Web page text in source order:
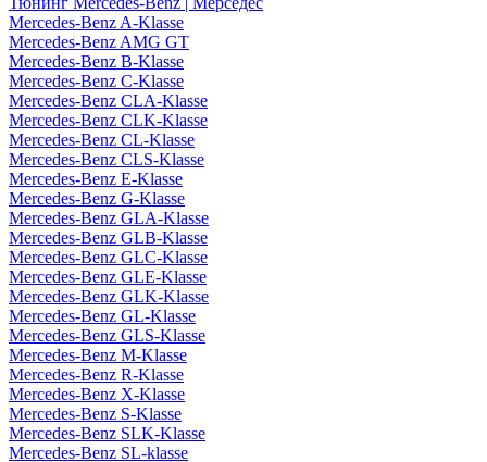
Mercedes-Benz A-Klasse
Mercedes-Benz AMG GT
Mercedes-Benz B-Klasse
Mercedes-Benz C-Klasse
Mercedes-Benz CLA-Klasse
Mercedes-Benz CLK-Klasse
Mercedes-Benz CL-Klasse
Mercedes-Benz CLS-Klasse
Mercedes-Benz E-Klasse
Mercedes-Benz G-Klasse
Mercedes-Benz GLA-Klasse
Mercedes-Benz GLB-Klasse
Mercedes-Benz GLC-Klasse
Mercedes-Benz GLE-Klasse
Mercedes-Benz GLK-Klasse
Mercedes-Benz GL-Klasse
Mercedes-Benz GLS-Klasse
Mercedes-Benz M-Klasse
Mercedes-Benz R-Klasse
Mercedes-Benz X-Klasse
Mercedes-Benz S-Klasse
Mercedes-Benz SLK-Klasse
Mercedes-Benz SL-klasse